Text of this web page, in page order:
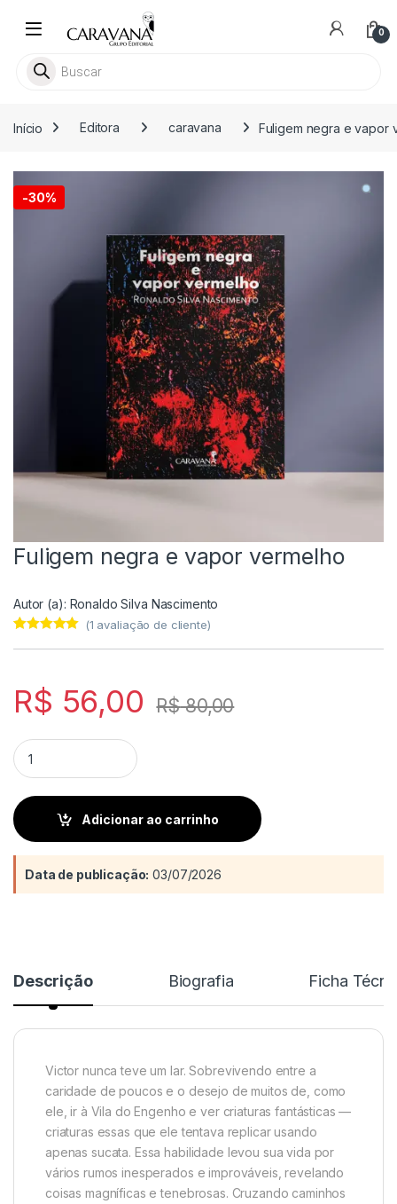
0
Pesquisar livros
Início Editora caravana Fuligem negra e vapor
-30%
Fuligem negra e vapor vermelho
Autor (a): Ronaldo Silva Nascimento
avaliação de
cliente
(1 avaliação de cliente)
R$ 56,00 R$80,00
Fuligem negra e vapor vermelho quantity
Adicionar ao carrinho
Data de publicação: 03/07/2026
Descrição Biografia Ficha
Victor nunca teve um lar. Sobrevivendo entre a
caridade de poucos e o desejo de muitos de, como
ele, ir à Vila do Engenho e ver criaturas fantásticas —
criaturas essas que ele tentava replicar usando
apenas sucata. Essa habilidade levou sua vida por
vários rumos inesperados e improváveis, revelando
coisas magníficas e tenebrosas. Cruzando caminhos